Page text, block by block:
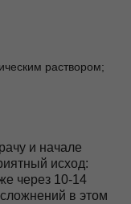
раствором;
и начале
исход:
через 10-14
в этом